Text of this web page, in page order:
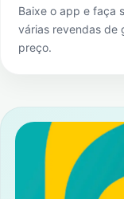
Baixe o app e faça
várias revendas de
preço.